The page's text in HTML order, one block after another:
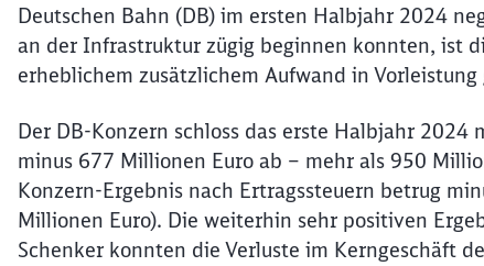
Deutschen Bahn (DB) im ersten Halbjahr 2024
an der Infrastruktur zügig beginnen konnten, ist
erheblichem zusätzlichem Aufwand in Vorleistung
Der DB-Konzern schloss das erste Halbjahr
minus 677 Millionen Euro ab – mehr als 950
Konzern-Ergebnis nach Ertragssteuern betrug
Millionen Euro). Die weiterhin sehr positiven
Schenker konnten die Verluste im Kerngeschäft